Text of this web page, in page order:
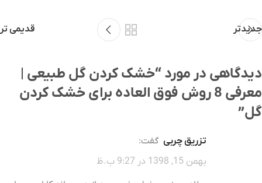
جدیدتر قدیمی تر
دیدگاهی در مورد “خشک کردن گل طبیعی |
معرفی 8 روش فوق العاده برای خشک کردن
گل”
تزریق چربی گفت:
بهمن 15, 1398 در 9:27 ب.ظ